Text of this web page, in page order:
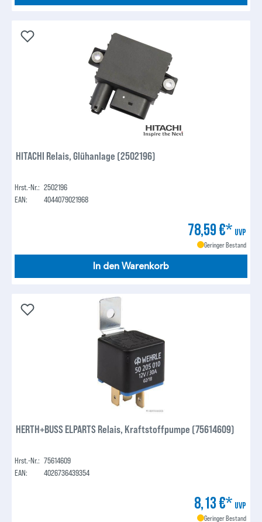
HITACHI Relais, Glühanlage (2502196)
Hrst.-Nr.: 2502196
EAN:
4044079021968
78,59 €* UVP
Geringer Bestand
In den Warenkorb
HERTH+BUSS ELPARTS Relais, Kraftstoffpumpe (75614609)
Hrst.-Nr.: 75614609
EAN:
4026736439354
8,13 €* UVP
Geringer Bestand